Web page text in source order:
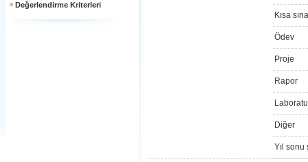
Değerlendirme Kriterleri
Kısa
Ödev
Proje
Rapor
Diğer
Yıl sonu